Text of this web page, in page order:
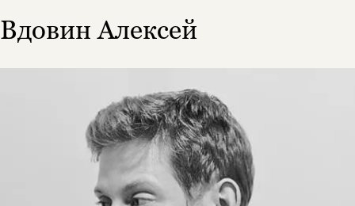
Вдовин Алексей